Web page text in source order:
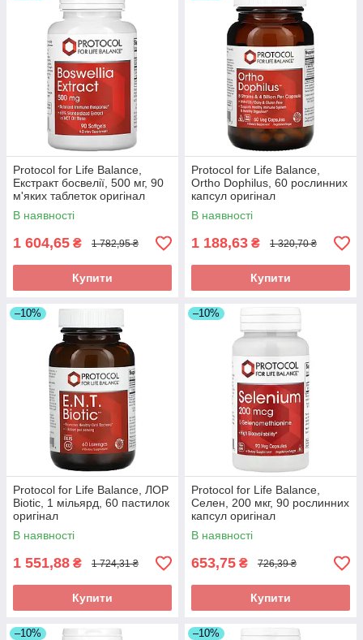
Protocol for Life Balance,
Екстракт босвелії, 500 мг, 90
м'яких таблеток оригінал
В наявності
1 604,65 ₴ 1 782,95 ₴
Купити
Protocol for Life Balance,
Ortho Dophilus, 60 рослинних
капсул оригінал
В наявності
1 188,63 ₴ 1 320,70 ₴
Купити
–10%
Protocol for Life Balance, ЛОР
Biotic, 1 мільярд, 60 пастилок
оригінал
В наявності
1 551,88 ₴ 1 724,31 ₴
Купити
–10%
Protocol for Life Balance,
Селен, 200 мкг, 90 рослинних
капсул оригінал
В наявності
653,75 ₴ 726,39 ₴
Купити
–10% –10%